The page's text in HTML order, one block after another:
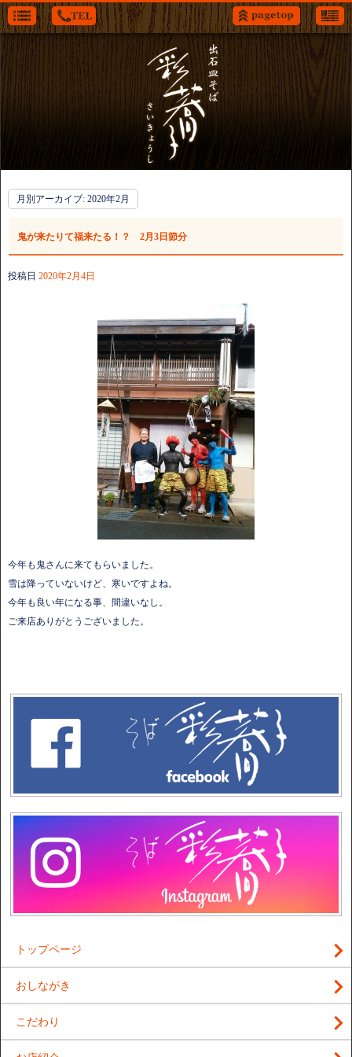
月別アーカイブ: 2020年2月
鬼が来たりて福来たる！？ 2月3日節分
投稿日 2020年2月4日
今年も鬼さんに来てもらいました。
雪は降っていないけど、寒いですよね。
今年も良い年になる事、間違いなし。
ご来店ありがとうございました。
トップページ
おしながき
こだわり